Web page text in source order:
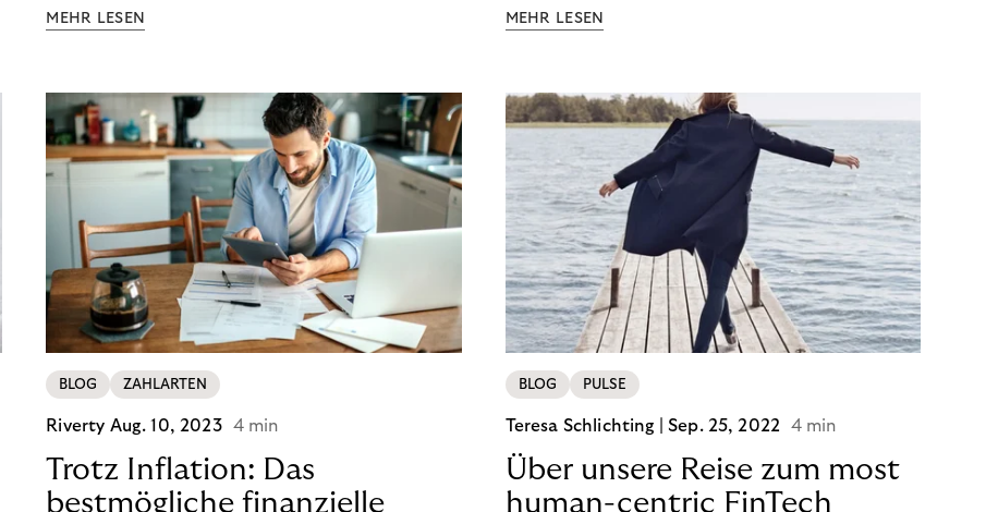
im D2C-Bereich.
MEHR LESEN
Zahlungsabwicklung echte Mehrwerte für Händler.
MEHR LESEN
BLOG ZAHLARTEN
Riverty Aug. 10, 2023 4 min
Trotz Inflation: Das
bestmögliche finanzielle
BLOG PULSE
Teresa Schlichting |Sep. 25, 2022 4 min
Über unsere Reise zum most
human-centric FinTech